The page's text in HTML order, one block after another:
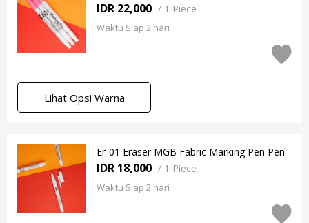
IDR 22,000 / 1 Piece
Waktu Siap 2 hari
Lihat Opsi Warna
Er-01 Eraser MGB Fabric Marking Pen Pen
IDR 18,000 / 1 Piece
Waktu Siap 2 hari